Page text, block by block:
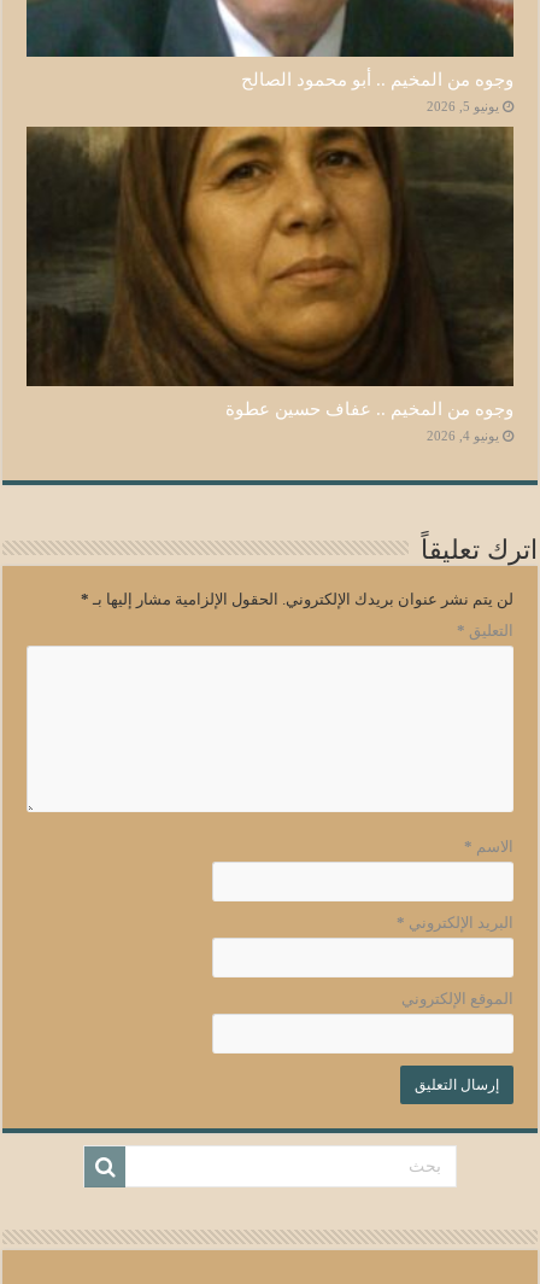
وجوه من المخيم .. أبو محمود الصالح
يونيو 5, 2026
وجوه من المخيم .. عفاف حسين عطوة
يونيو 4, 2026
اترك تعليقاً
لن يتم نشر عنوان بريدك الإلكتروني. الحقول الإلزامية مشار إليها بـ *
التعليق *
الاسم *
البريد الإلكتروني *
الموقع الإلكتروني